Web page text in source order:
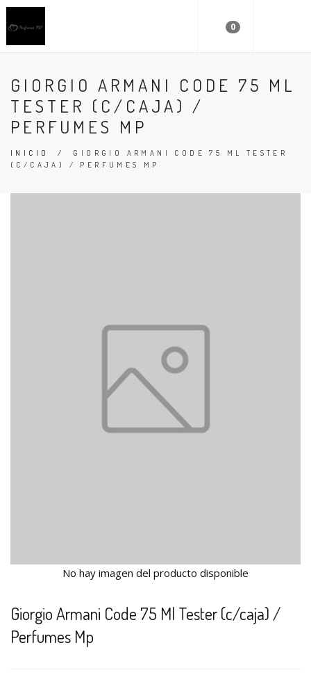
0
GIORGIO ARMANI CODE 75 ML
TESTER (C/CAJA) /
PERFUMES MP
INICIO / GIORGIO ARMANI CODE 75 ML TESTER
(C/CAJA) / PERFUMES MP
No hay imagen del producto disponible
Giorgio Armani Code 75 Ml Tester (c/caja) /
Perfumes Mp